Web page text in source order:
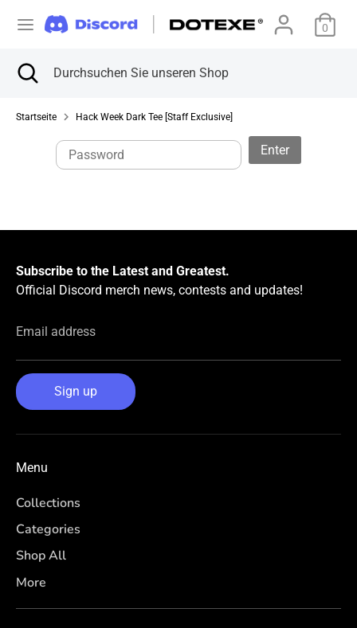
zum
0
W
ä
h
g
Vereinigte Staaten (USD $)
SuchenDurchsuchen
unseren
SuchenDurchsuchen
Shop
Suche
schließen
Startseite Hack Week Dark Tee [Staff Exclusive]
Enter
Subscribe to the Latest and Greatest.
Official Discord merch news, contests and updates!
Email address
Sign up
Menu
Collections
Categories
Shop All
More